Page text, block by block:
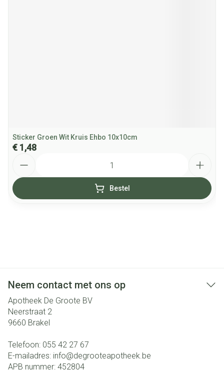
Sticker Groen Wit Kruis Ehbo 10x10cm
€ 1,48
Bestel
Neem contact met ons op
Apotheek De Groote BV
Neerstraat 2
9660 Brakel
Telefoon: 055 42 27 67
E-mailadres: info@degrooteapotheek.be
APB nummer: 452804